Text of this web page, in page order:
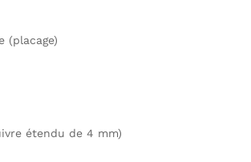
(placage)
étendu de 4 mm)